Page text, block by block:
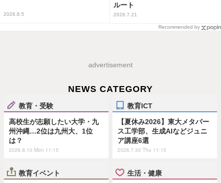
2026.8.5
ルート
2026.7.21
Recommended by
advertisement
NEWS CATEGORY
教育・受験
高校生が志願したい大学・九
州沖縄…2位は九州大、1位
は？
2026.8.10 Mon 11:15
教育ICT
【夏休み2026】東大メタバー
ス工学部、生成AIなどジュニ
ア講座6選
2026.7.30 Thu 11:15
教育イベント 生活・健康